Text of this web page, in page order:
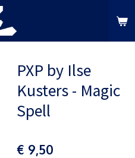
PXP by Ilse
Kusters - Magic
Spell
€ 9,50